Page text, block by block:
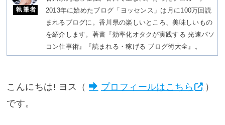
執筆者
2013年に始めたブログ「ヨッセンス」は月に100万回読
まれるブログに。香川県の楽しいところ、美味しいもの
を紹介します。著書『効率化オタクが実践する 光速パソ
コン仕事術』『読まれる・稼げる ブログ術大全』。
こんにちは! ヨス（ プロフィールはこちら
）
です。